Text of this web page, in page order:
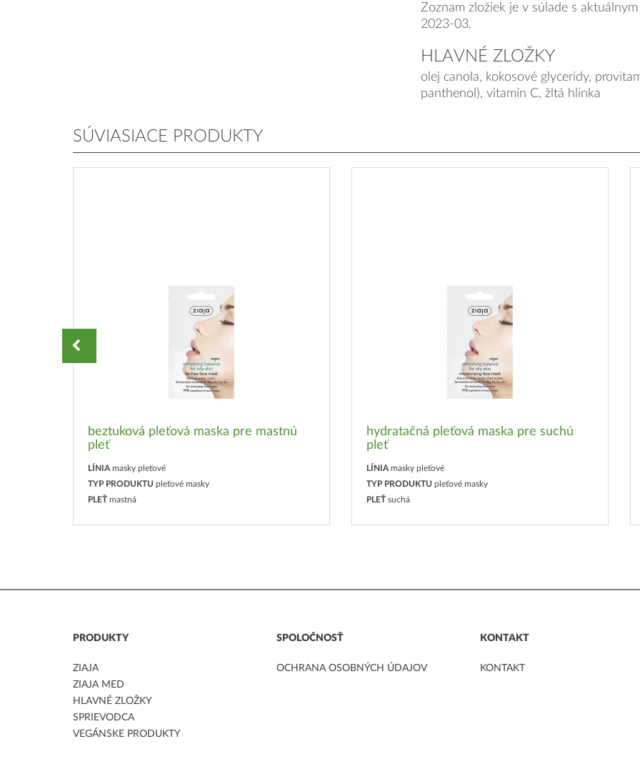
Zoznam zložiek je v súlade s
2023-03.
HLAVNÉ ZLOŽKY
olej canola, kokosové glyceridy,
panthenol), vitamín C, žltá hlinka
SÚVIASIACE PRODUKTY
beztuková pleťová maska pre mastnú
pleť
LÍNIA masky pleťové
TYP PRODUKTU pleťové masky
PLEŤ mastná
hydratačná pleťová maska pre suchú
pleť
LÍNIA masky pleťové
TYP PRODUKTU pleťové masky
PLEŤ suchá
PRODUKTY
ZIAJA
ZIAJA MED
HLAVNÉ ZLOŽKY
SPRIEVODCA
VEGÁNSKE PRODUKTY
SPOLOČNOSŤ
OCHRANA OSOBNÝCH ÚDAJOV
KONTAKT
KONTAKT